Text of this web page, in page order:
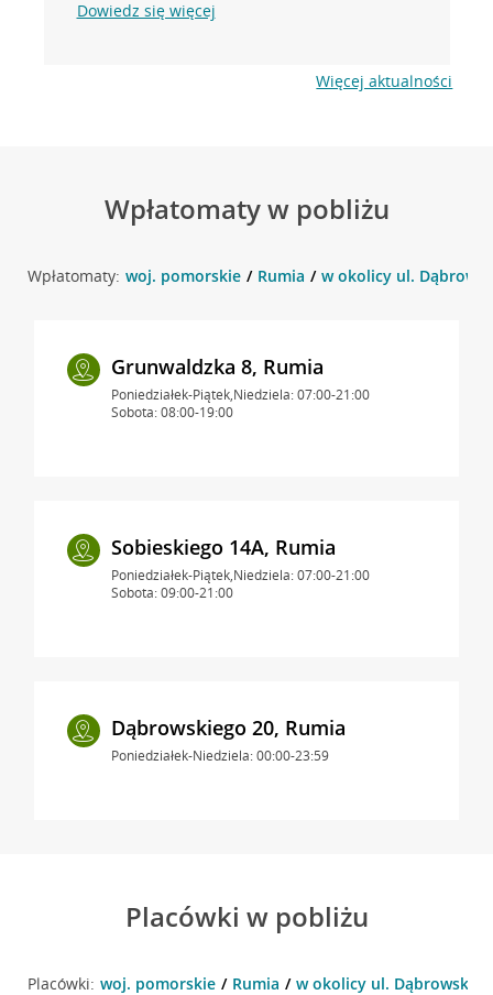
Dowiedz się więcej
Więcej aktualności
Wpłatomaty w pobliżu
Wpłatomaty: woj. pomorskie Rumia w okolicy ul.
Grunwaldzka 8, Rumia
Poniedziałek-Piątek,Niedziela: 07:00-21:00
Sobota: 08:00-19:00
Sobieskiego 14A, Rumia
Poniedziałek-Piątek,Niedziela: 07:00-21:00
Sobota: 09:00-21:00
Dąbrowskiego 20, Rumia
Poniedziałek-Niedziela: 00:00-23:59
Placówki w pobliżu
Placówki: woj. pomorskie Rumia w okolicy ul.